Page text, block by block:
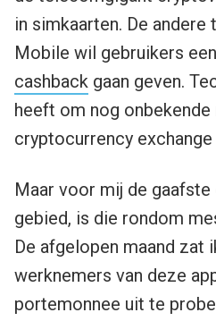
in simkaarten. De
Mobile wil gebruikers
cashback gaan geven.
heeft om nog onbekende
cryptocurrency exchange
Maar voor mij de
gebied, is die rondom
De afgelopen maand zat
werknemers van deze
portemonnee uit te